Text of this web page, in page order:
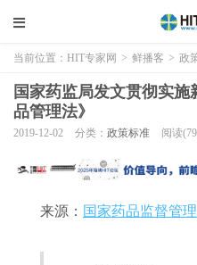
当前位置： HIT专家网 > 鲜播客 > 政
国家药监局发文贯彻实
品管理法》
2019-12-02 分类： 政策标准 阅读
来源： 国家药品监督管